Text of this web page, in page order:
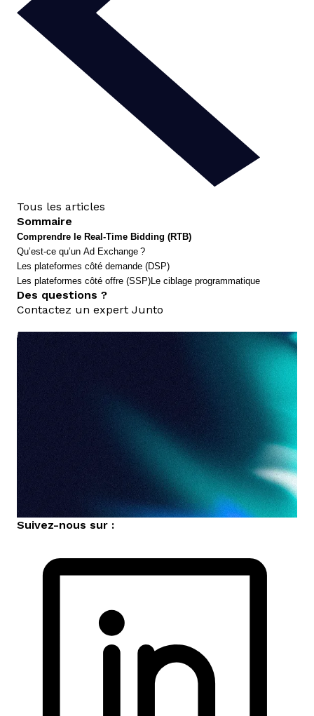
Tous les articles
Sommaire
Comprendre le Real-Time Bidding (RTB)
Qu’est-ce qu’un Ad Exchange ?
Les plateformes côté demande (DSP)
Les plateformes côté offre (SSP)Le ciblage programmatique
Des questions ?
Contactez un expert Junto
Suivez-nous sur :